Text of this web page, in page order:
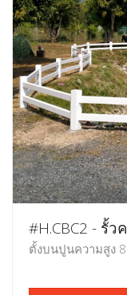
#H.CBC2 - รั้
ตั้งบนปูนความสูง